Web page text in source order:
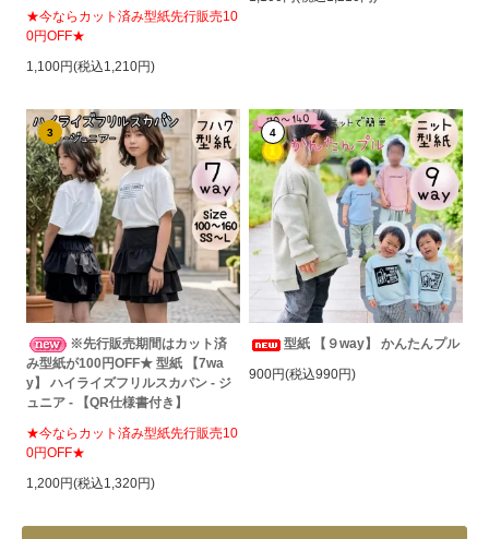
★今ならカット済み型紙先行販売10
0円OFF★
1,100円(税込1,210円)
3
※先行販売期間はカット済
み型紙が100円OFF★ 型紙 【7wa
y】 ハイライズフリルスカパン - ジ
ュニア - 【QR仕様書付き】
★今ならカット済み型紙先行販売10
0円OFF★
1,200円(税込1,320円)
4
型紙 【９way】 かんたんプル
900円(税込990円)